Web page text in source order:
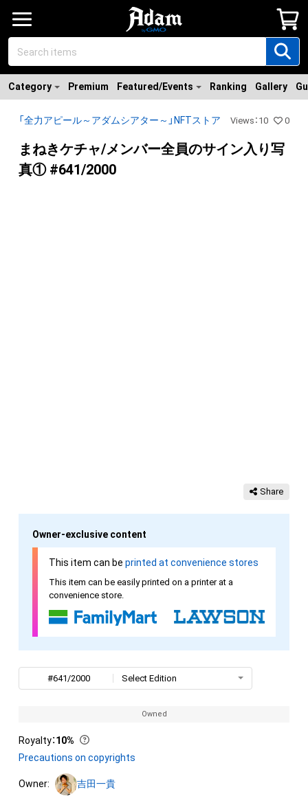
Category Premium Featured/Events Ranking Gallery
「全力アピール～アダムシアター～」NFTストア Views ： 10 0
まねきケチャ/メンバー全員のサイン入り写
真① #641/2000
Share
Owner-exclusive content
This item can be printed at convenience stores
This item can be easily printed on a printer at a
convenience store.
#641/2000 Select Edition
Owned
Royalty：10%
Precautions on copyrights
Owner: 吉田一貴